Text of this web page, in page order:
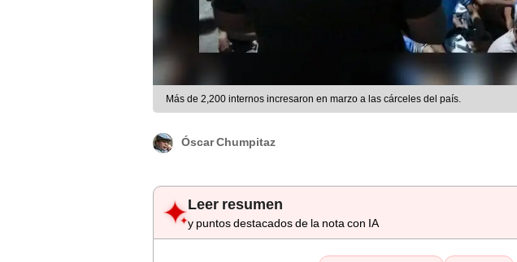
Más de 2,200 internos incresaron en marzo a las cárceles del país.
Óscar Chumpitaz
Leer resumen
y puntos destacados de la nota con IA